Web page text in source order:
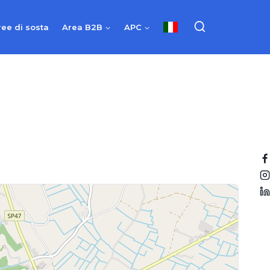
di sosta Area B2B APC